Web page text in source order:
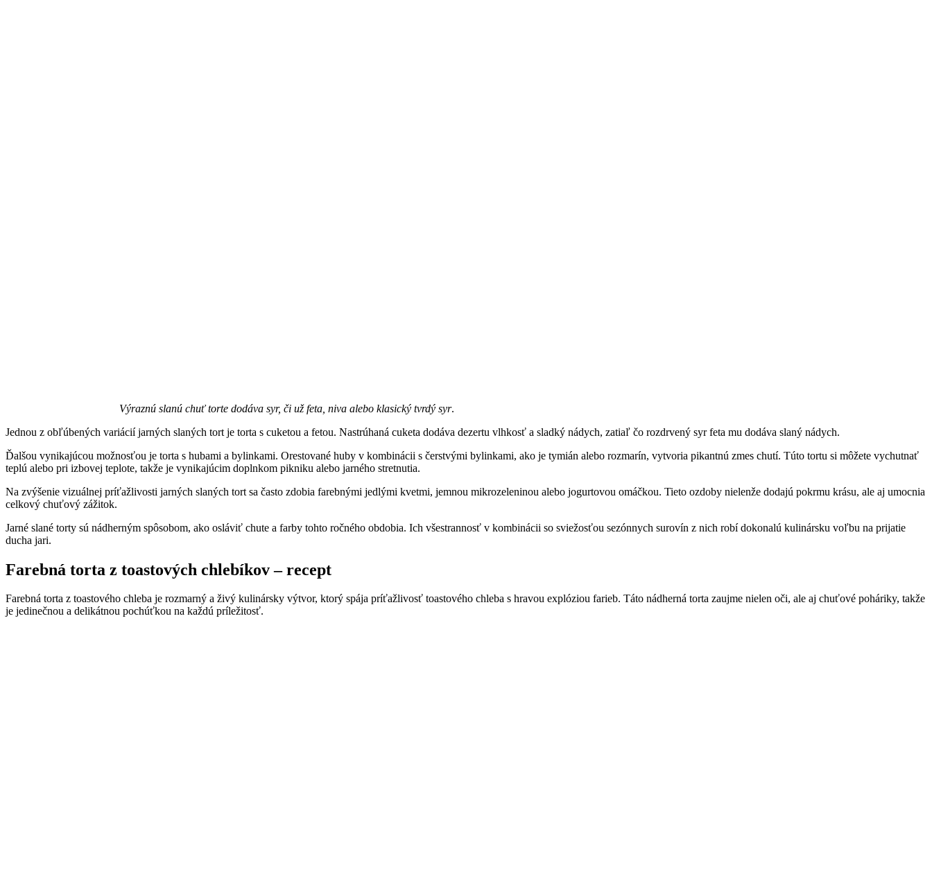
Výraznú slanú chuť torte dodáva syr, či už feta, niva alebo klasický tvrdý syr.
Jednou z obľúbených variácií jarných slaných tort je torta s cuketou a fetou. Nastrúhaná cuketa dodáva dezertu vlhkosť a sladký nádych, zatiaľ čo rozdrvený syr feta mu dodáva slaný nádych.
Ďalšou vynikajúcou možnosťou je torta s hubami a bylinkami. Orestované huby v kombinácii s čerstvými bylinkami, ako je tymián alebo rozmarín, vytvoria pikantnú zmes chutí. Túto tortu si môžete vychutnať
teplú alebo pri izbovej teplote, takže je vynikajúcim doplnkom pikniku alebo jarného stretnutia.
Na zvýšenie vizuálnej príťažlivosti jarných slaných tort sa často zdobia farebnými jedlými kvetmi, jemnou mikrozeleninou alebo jogurtovou omáčkou. Tieto ozdoby nielenže dodajú pokrmu krásu, ale aj umocnia
celkový chuťový zážitok.
Jarné slané torty sú nádherným spôsobom, ako osláviť chute a farby tohto ročného obdobia. Ich všestrannosť v kombinácii so sviežosťou sezónnych surovín z nich robí dokonalú kulinársku voľbu na prijatie
ducha jari.
Farebná torta z toastových chlebíkov – recept
Farebná torta z toastového chleba je rozmarný a živý kulinársky výtvor, ktorý spája príťažlivosť toastového chleba s hravou explóziou farieb. Táto nádherná torta zaujme nielen oči, ale aj chuťové poháriky, takže
je jedinečnou a delikátnou pochúťkou na každú príležitosť.